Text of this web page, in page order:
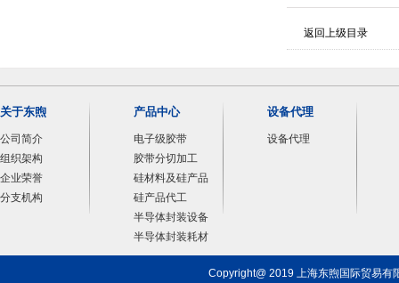
返回上级目录
关于东煦
公司简介
组织架构
企业荣誉
分支机构
产品中心
电子级胶带
胶带分切加工
硅材料及硅产品
硅产品代工
半导体封装设备
半导体封装耗材
设备代理
设备代理
Copyright@ 2019 上海东煦国际贸易